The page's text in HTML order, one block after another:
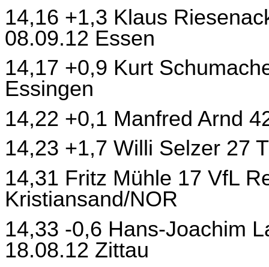
14,16 +1,3 Klaus
08.09.12 Essen
14,17 +0,9 Kurt
Essingen
14,22 +0,1 Manfred Arnd
14,23 +1,7 Willi Selzer 27
14,31 Fritz Mühle 17 VfL
Kristiansand/NOR
14,33 -0,6 Hans-Joachim
18.08.12 Zittau